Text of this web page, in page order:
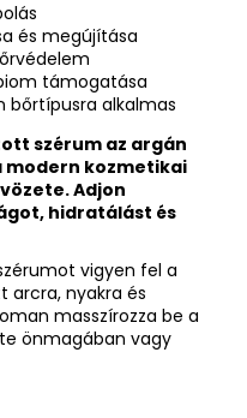
és megújítása
támogatása
bőrtípusra alkalmas
szérum az argán
modern kozmetikai
Adjon
hidratálást és
vigyen fel a
nyakra és
masszírozza be a
önmagában vagy